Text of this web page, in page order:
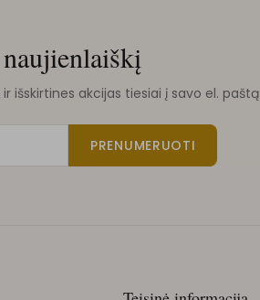
išskirtines akcijas tiesiai į savo el. paštą
PRENUMERUOTI